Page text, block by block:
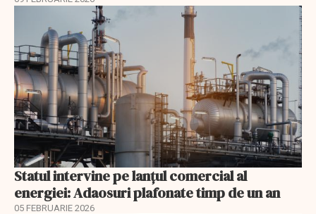
Statul intervine pe lanțul comercial al
energiei: Adaosuri plafonate timp de un an
05 FEBRUARIE 2026